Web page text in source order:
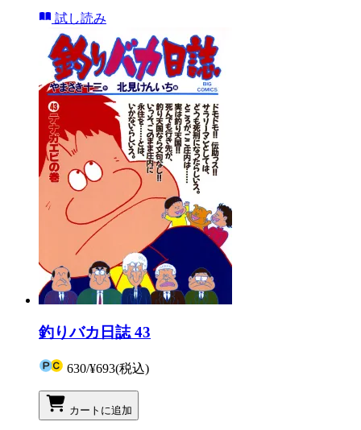
試し読み
釣りバカ日誌 43
630/¥693(税込)
カートに追加